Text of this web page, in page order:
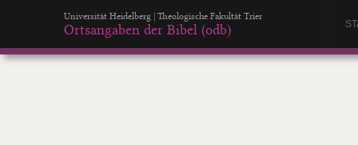
Universität Heidelberg | Theologische Fakultät Trier
Ortsangaben der Bibel (odb)